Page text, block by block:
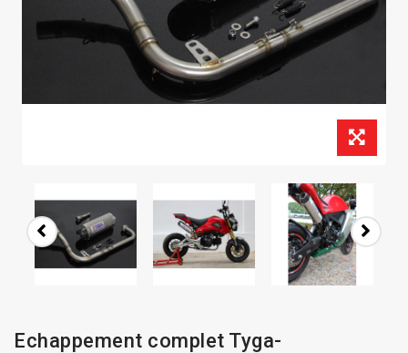
Echappement complet Tyga-